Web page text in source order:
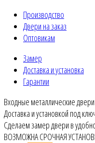
Производство
Двери на заказ
Оптовикам
Замер
Доставка и установка
Гарантии
Входные металлические
Доставка и установкой под
Сделаем замер двери в
ВОЗМОЖНА СРОЧНАЯ